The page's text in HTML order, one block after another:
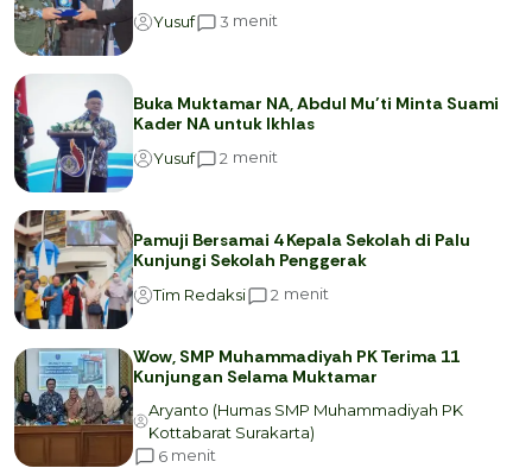
Yusuf 3 menit
Buka Muktamar NA, Abdul Mu’ti Minta Suami
Kader NA untuk Ikhlas
Yusuf 2 menit
Pamuji Bersamai 4 Kepala Sekolah di Palu
Kunjungi Sekolah Penggerak
Tim Redaksi 2 menit
Wow, SMP Muhammadiyah PK Terima 11
Kunjungan Selama Muktamar
Aryanto (Humas SMP Muhammadiyah PK
Kottabarat Surakarta)
6 menit